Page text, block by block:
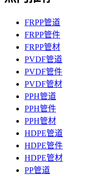
FRPP管道
FRPP管件
FRPP管材
PVDF管道
PVDF管件
PVDF管材
PPH管道
PPH管件
PPH管材
HDPE管道
HDPE管件
HDPE管材
PP管道